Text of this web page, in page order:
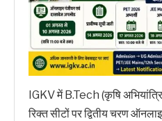
IGKV में B.Tech (कृषि
रिक्त सीटों पर द्वितीय चरण